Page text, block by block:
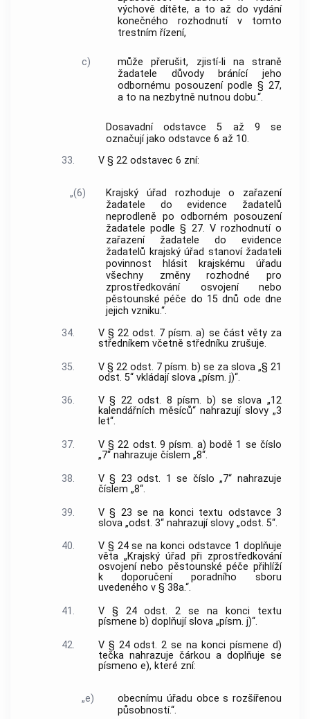
výchově dítěte, a to až do vydání
konečného rozhodnutí v tomto
trestním řízení,
c)
může přerušit, zjistí-li na straně
žadatele důvody bránící jeho
odbornému posouzení podle § 27,
a to na nezbytně nutnou dobu.“.
Dosavadní odstavce 5 až 9 se
označují jako odstavce 6 až 10.
33.
V § 22 odstavec 6 zní:
„(6)
Krajský úřad rozhoduje o zařazení
žadatele do evidence žadatelů
neprodleně po odborném posouzení
žadatele podle § 27. V rozhodnutí o
zařazení žadatele do evidence
žadatelů krajský úřad stanoví žadateli
povinnost hlásit krajskému úřadu
všechny změny rozhodné pro
zprostředkování osvojení nebo
pěstounské péče do 15 dnů ode dne
jejich vzniku.“.
34.
V § 22 odst. 7 písm. a) se část věty za
středníkem včetně středníku zrušuje.
35.
V § 22 odst. 7 písm. b) se za slova „§ 21
odst. 5“ vkládají slova „písm. j)“.
36.
V § 22 odst. 8 písm. b) se slova „12
kalendářních měsíců“ nahrazují slovy „3
let“.
37.
V § 22 odst. 9 písm. a) bodě 1 se číslo
„7“ nahrazuje číslem „8“.
38.
V § 23 odst. 1 se číslo „7“ nahrazuje
číslem „8“.
39.
V § 23 se na konci textu odstavce 3
slova „odst. 3“ nahrazují slovy „odst. 5“.
40.
V § 24 se na konci odstavce 1 doplňuje
věta „Krajský úřad při zprostředkování
osvojení nebo pěstounské péče přihlíží
k doporučení poradního sboru
uvedeného v § 38a.“.
41.
V § 24 odst. 2 se na konci textu
písmene b) doplňují slova „písm. j)“.
42.
V § 24 odst. 2 se na konci písmene d)
tečka nahrazuje čárkou a doplňuje se
písmeno e), které zní:
„e)
obecnímu úřadu obce s rozšířenou
působností.“.